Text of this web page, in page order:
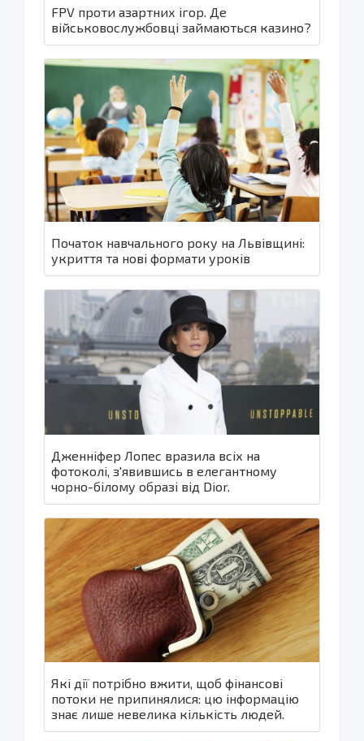
FPV проти азартних ігор. Де
військовослужбовці займаються казино?
Початок навчального року на Львівщині:
укриття та нові формати уроків
Дженніфер Лопес вразила всіх на
фотоколі, з'явившись в елегантному
чорно-білому образі від Dior.
Які дії потрібно вжити, щоб фінансові
потоки не припинялися: цю інформацію
знає лише невелика кількість людей.